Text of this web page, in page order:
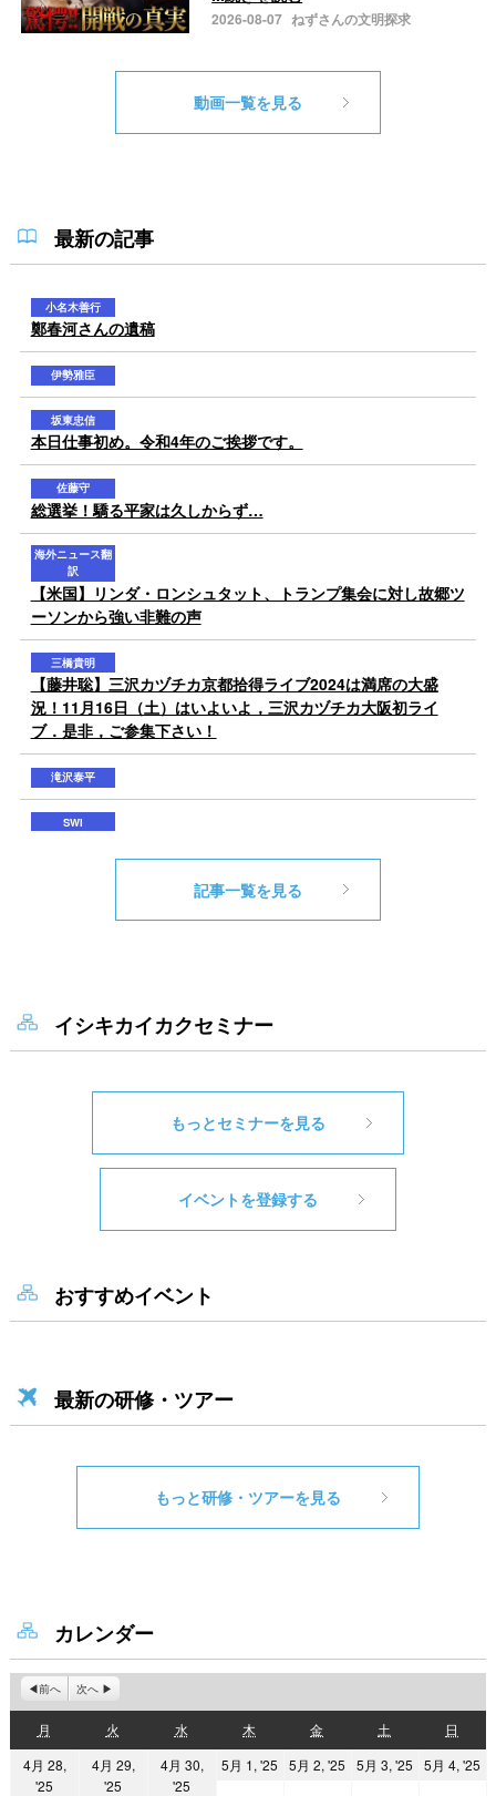
2026-08-07 ねずさんの文明探求
動画一覧を見る
最新の記事
記事一覧を見る
イシキカイカクセミナー
もっとセミナーを見る
イベントを登録する
おすすめイベント
最新の研修・ツアー
もっと研修・ツアーを見る
カレンダー
前へ 次へ
月
曜
日
火
曜
日
水水
曜
日
木
曜
日
金金
曜
日
土
曜
日
日
曜
日
4月 28,
'25
4月 29,
'25
4月 30,
'25
5月 1, '25
2025
5月 2, '25
2025
5月 3, '25
2025
5月 4, '25